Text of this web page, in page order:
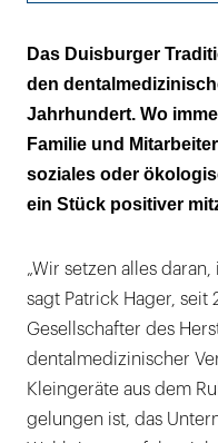
Historie
Soziales
Das Duisburger
den
Jahrhundert. Wo
Familie und
soziales oder
ein Stück positiver
„Wir setzen alles
sagt Patrick Hager,
Gesellschafter des
dentalmedizinischer
Kleingeräte aus dem
gelungen ist, das